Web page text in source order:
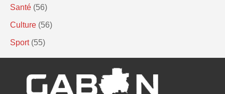
Santé (56)
Culture (56)
Sport (55)